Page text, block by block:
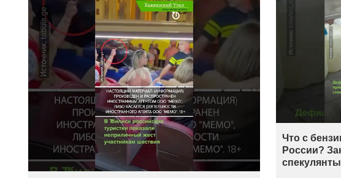
Что с
России?